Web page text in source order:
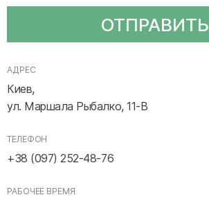
ОТПРАВИТЬ
АДРЕС
Киев,
ул. Маршала Рыбалко, 11-В
ТЕЛЕФОН
+38 (097) 252-48-76
РАБОЧЕЕ ВРЕМЯ